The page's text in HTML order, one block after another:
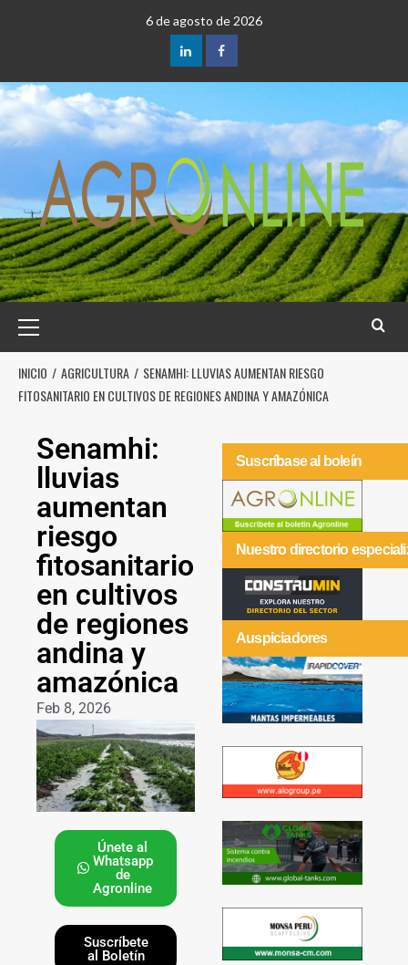
6 de agosto de 2026
INICIO AGRICULTURA
SENAMHI: LLUVIAS AUMENTAN RIESGO
FITOSANITARIO EN CULTIVOS DE REGIONES ANDINA Y AMAZÓNICA
Senamhi:
lluvias
aumentan
riesgo
fitosanitario
en cultivos
de regiones
andina y
amazónica
Feb 8, 2026
Únete al
Whatsapp
de
Agronline
Suscríbete
al Boletín
Suscríbase al boleín
Nuestro directorio
Auspiciadores